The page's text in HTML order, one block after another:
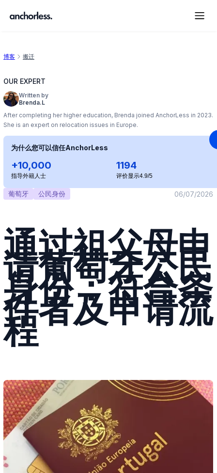
博客 搬迁
OUR EXPERT
Written by
Brenda.L
After completing her higher education, Brenda joined AnchorLess in 2023.
She is an expert on relocation issues in Europe.
为什么您可以信任AnchorLess
+10,000
指导外籍人士
1194
评价显示4.9/5
葡萄牙 公民身份 06/07/2026
通过祖父母申
请葡萄牙公民
身份：符合条
件者及申请流
程